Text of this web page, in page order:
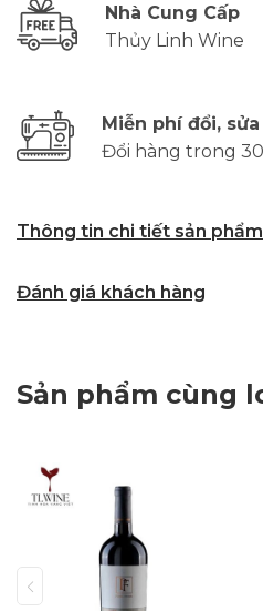
Nhà Cung Cấp
Thủy Linh Wine
Miễn phí đổi,
Đổi hàng trong
Thông tin chi tiết sản phẩm
Đánh giá khách hàng
Sản phẩm cùng